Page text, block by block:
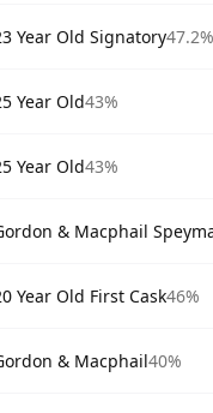
Year Old Signatory47.2%
Year Old43%
Year Old43%
& Macphail
Year Old First Cask46%
& Macphail40%